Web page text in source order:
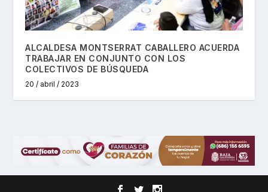
ALCALDESA MONTSERRAT CABALLERO ACUERDA
TRABAJAR EN CONJUNTO CON LOS
COLECTIVOS DE BÚSQUEDA
20 / abril / 2023